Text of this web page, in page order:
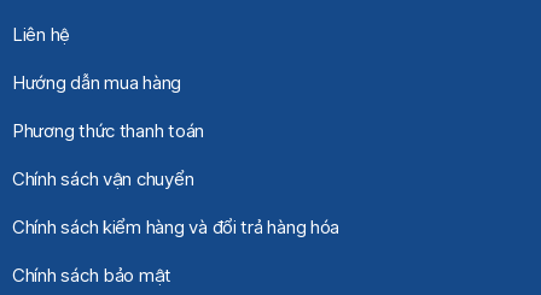
Liên hệ
Hướng dẫn mua hàng
Phương thức thanh toán
Chính sách vận chuyển
Chính sách kiểm hàng và đổi trả hàng hóa
Chính sách bảo mật